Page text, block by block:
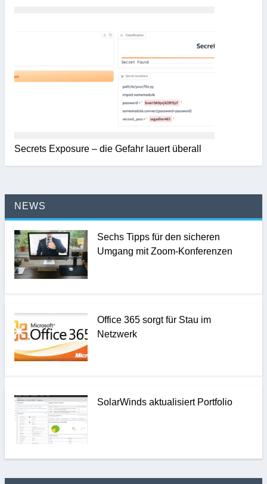
Secrets Exposure – die Gefahr lauert überall
NEWS
Sechs Tipps für den sicheren
Umgang mit Zoom-Konferenzen
Office 365 sorgt für Stau im
Netzwerk
SolarWinds aktualisiert Portfolio